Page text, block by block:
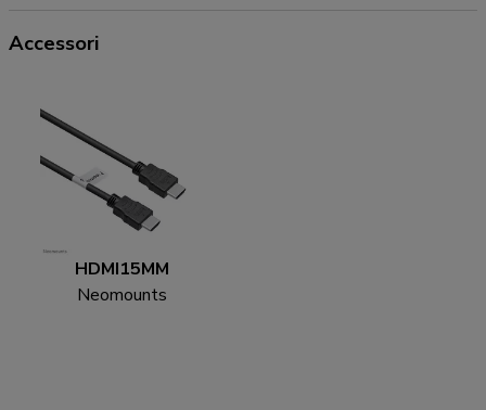
Accessori
HDMI15MM
Neomounts